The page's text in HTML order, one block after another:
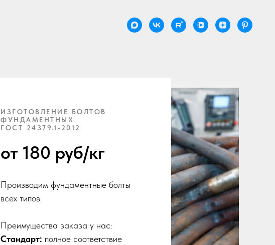
ИЗГОТОВЛЕНИЕ БОЛТОВ
ФУНДАМЕНТНЫХ
ГОСТ 24379.1-2012
от 180 руб/кг
Производим фундаментные болты
всех типов.
Преимущества заказа у нас:
Стандарт: полное соответствие